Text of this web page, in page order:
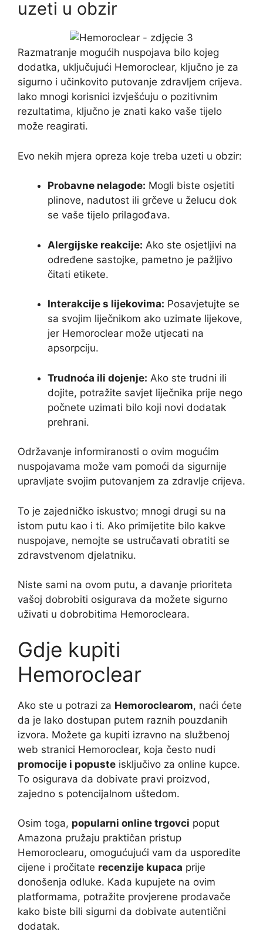
uzeti u obzir
Razmatranje mogućih nuspojava bilo kojeg
dodatka, uključujući Hemoroclear, ključno je za
sigurno i učinkovito putovanje zdravljem crijeva.
Iako mnogi korisnici izvješćuju o pozitivnim
rezultatima, ključno je znati kako vaše tijelo
može reagirati.
Evo nekih mjera opreza koje treba uzeti u obzir:
Probavne nelagode: Mogli biste osjetiti
plinove, nadutost ili grčeve u želucu dok
se vaše tijelo prilagođava.
Alergijske reakcije: Ako ste osjetljivi na
određene sastojke, pametno je pažljivo
čitati etikete.
Interakcije s lijekovima: Posavjetujte se
sa svojim liječnikom ako uzimate lijekove,
jer Hemoroclear može utjecati na
apsorpciju.
Trudnoća ili dojenje: Ako ste trudni ili
dojite, potražite savjet liječnika prije nego
počnete uzimati bilo koji novi dodatak
prehrani.
Održavanje informiranosti o ovim mogućim
nuspojavama može vam pomoći da sigurnije
upravljate svojim putovanjem za zdravlje crijeva.
To je zajedničko iskustvo; mnogi drugi su na
istom putu kao i ti. Ako primijetite bilo kakve
nuspojave, nemojte se ustručavati obratiti se
zdravstvenom djelatniku.
Niste sami na ovom putu, a davanje prioriteta
vašoj dobrobiti osigurava da možete sigurno
uživati ​​u dobrobitima Hemorocleara.
Gdje kupiti
Hemoroclear
Ako ste u potrazi za Hemoroclearom, naći ćete
da je lako dostupan putem raznih pouzdanih
izvora. Možete ga kupiti izravno na službenoj
web stranici Hemoroclear, koja često nudi
promocije i popuste isključivo za online kupce.
To osigurava da dobivate pravi proizvod,
zajedno s potencijalnom uštedom.
Osim toga, popularni online trgovci poput
Amazona pružaju praktičan pristup
Hemoroclearu, omogućujući vam da usporedite
cijene i pročitate recenzije kupaca prije
donošenja odluke. Kada kupujete na ovim
platformama, potražite provjerene prodavače
kako biste bili sigurni da dobivate autentični
dodatak.